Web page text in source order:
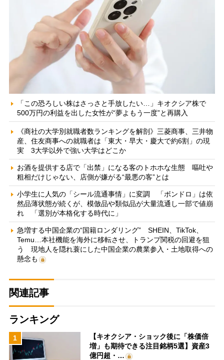
「この恐ろしい株はさっさと手放したい…」キオクシア株で
500万円の利益を出した女性が“夢よもう一度”と再購入
《商社の大学別就職者数ランキングを解剖》三菱商事、三井物
産、住友商事への就職者は「東大・早大・慶大で約6割」の現
実 3大学以外で強い大学はどこか
お酒を提供する店で「出禁」になる客のトホホな生態 嘔吐や
粗相だけじゃない、店側が嫌がる“最悪の客”とは
小学生に人気の「シール流通事情」に変調 「ボンドロ」は依
然品薄状態が続くが、模倣品や類似品が大量流通し一部で値崩
れ 「選別が本格化する時代に」
急増する中国企業の“国籍ロンダリング” SHEIN、TikTok、
Temu…本社機能を海外に移転させ、トランプ関税の回避を狙
う 現地人を隠れ蓑にした中国企業の農業参入・土地取得への
懸念も
関連記事
ランキング
1
【キオクシア・ショック後に「株価倍
増」も期待できる注目銘柄5選】資産3
億円超・…